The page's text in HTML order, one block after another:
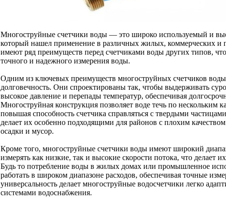
Многоструйные счетчики воды — это широко используемый и
который нашел применение в различных жилых, коммерческих
имеют ряд преимуществ перед счетчиками воды других типов,
точного и надежного измерения воды.
Одним из ключевых преимуществ многоструйных счетчиков воды
долговечность. Они спроектированы так, чтобы выдерживать
высокое давление и перепады температур, обеспечивая
Многоструйная конструкция позволяет воде течь по нескольким
повышая способность счетчика справляться с твердыми
делает их особенно подходящими для районов с плохим
осадки и мусор.
Кроме того, многоструйные счетчики воды имеют широкий
измерять как низкие, так и высокие скорости потока, что
Будь то потребление воды в жилых домах или промышленное
работать в широком диапазоне расходов, обеспечивая точные
универсальность делает многоструйные водосчетчики легко
системами водоснабжения.